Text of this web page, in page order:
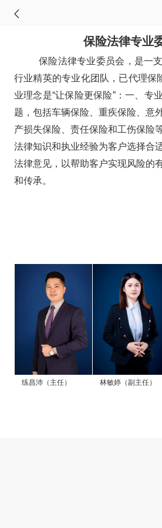
保险法律专业
保险法律专业委员会，是一
行业精英的专业化团队，已代理保
业理念是“让保险更保险”：一、专
题，包括车辆保险、重疾保险、意
产损失保险、责任保险和工伤保险
法律知识和执业经验为客户选择合
法律意见，以帮助客户实现风险的
和传承。
练昌沛（主任） 林敏婷（副主任）